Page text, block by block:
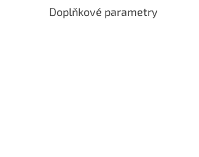
Doplňkové parametry